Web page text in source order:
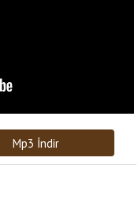
Mp3 İndir